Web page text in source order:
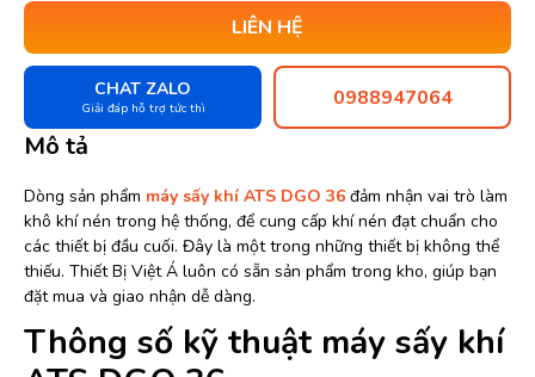
LIÊN HỆ
CHAT ZALO
Giải đáp hỗ trợ tức thì 0988947064
Mô tả
Dòng sản phẩm máy sấy khí ATS DGO 36 đảm nhận vai trò làm
khô khí nén trong hệ thống, để cung cấp khí nén đạt chuẩn cho
các thiết bị đầu cuối. Đây là một trong những thiết bị không thể
thiếu. Thiết Bị Việt Á luôn có sẵn sản phẩm trong kho, giúp bạn
đặt mua và giao nhận dễ dàng.
Thông số kỹ thuật máy sấy khí